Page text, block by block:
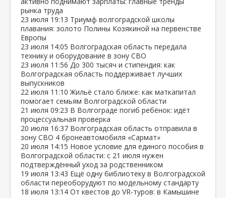
рынка труда
23 июля 19:13 Триумф волгоградской школы
плавания: золото Полины Козякиной на первенстве
Европы
23 июля 14:05 Волгоградская область передала
технику и оборудование в зону СВО
23 июля 11:56 До 300 тысяч и стипендия: как
Волгоградская область поддерживает лучших
выпускников
22 июля 11:10 Жильё стало ближе: как маткапитал
помогает семьям Волгоградской области
21 июля 09:23 В Волгограде погиб ребёнок: идёт
процессуальная проверка
20 июля 16:37 Волгоградская область отправила в
зону СВО 4 бронеавтомобиля «Сармат»
20 июля 14:15 Новое условие для единого пособия в
Волгоградской области: с 21 июля нужен
подтверждённый уход за родственником
19 июля 13:43 Ещё одну библиотеку в Волгоградской
области переоборудуют по модельному стандарту
18 июля 13:14 От квестов до VR‑туров: в Камышине